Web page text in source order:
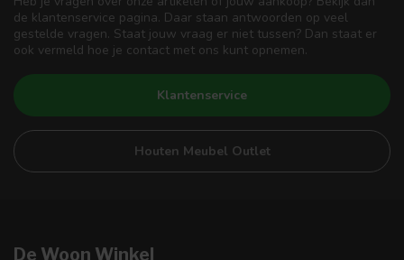
de klantenservice pagina. Daar staan antwoorden op veel
gestelde vragen. Staat jouw vraag er niet tussen? Dan staat er
ook vermeld hoe je contact met ons kunt opnemen.
Klantenservice
Houten Meubel Outlet
De Woon Winkel